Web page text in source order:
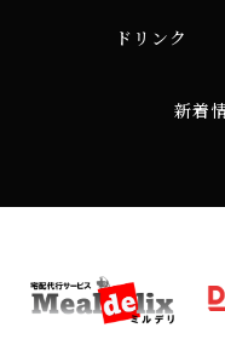
ドリンク
新着